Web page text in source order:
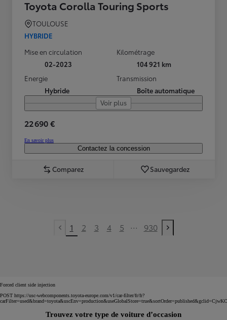
Toyota Corolla Touring Sports
TOULOUSE
HYBRIDE
Mise en circulation
02-2023
Kilométrage
104 921 km
Energie
Hybride
Transmission
Boîte automatique
Voir plus
22 690 €
En savoir plus
Contactez la concession
Comparez Sauvegardez
Previous page
1 2 3 4 5 ... 930
Next page
Forced client side injection
POST https://usc-webcomponents.toyota-europe.com/v1/car-filter/fr/fr?
Trouvez votre type de voiture d’occasion